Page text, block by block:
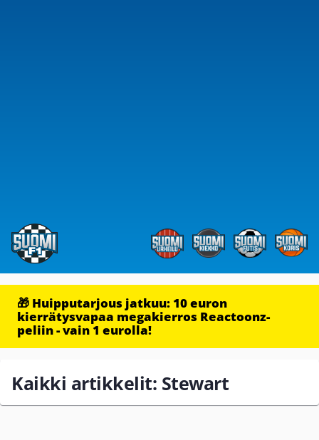
🎁 Huipputarjous jatkuu: 10 euron
kierrätysvapaa megakierros Reactoonz-
peliin - vain 1 eurolla!
Kaikki artikkelit: Stewart